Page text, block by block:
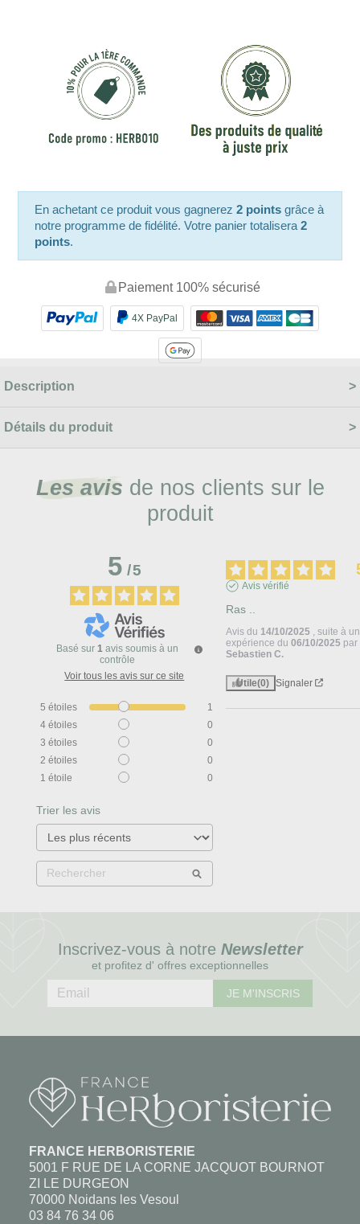
En achetant ce produit vous gagnerez2 points grâce à
notre programme de fidélité. Votre panier totalisera2
points.
Paiement 100% sécurisé
4X PayPal
Description
Détails du produit
Les avis de nos clients sur le
produit
5/5
Basé sur 1 avis soumis à un
contrôle
Voir tous les avis sur ce site
5 étoiles
1
4 étoiles
0
3 étoiles
0
2 étoiles
0
1 étoile 0
Trier les avis
Avis vérifié
Ras ..
Avis du 14/10/2025
, suite à
expérience du06/10/2025 par
Sebastien C.
Utile(0) Signaler
Inscrivez-vous à notre Newsletter
et profitez d' offres exceptionnelles
JE M'INSCRIS
FRANCE HERBORISTERIE
5001 F RUE DE LA CORNE JACQUOT BOURNOT
ZI LE DURGEON
70000 Noidans les Vesoul
03 84 76 34 06